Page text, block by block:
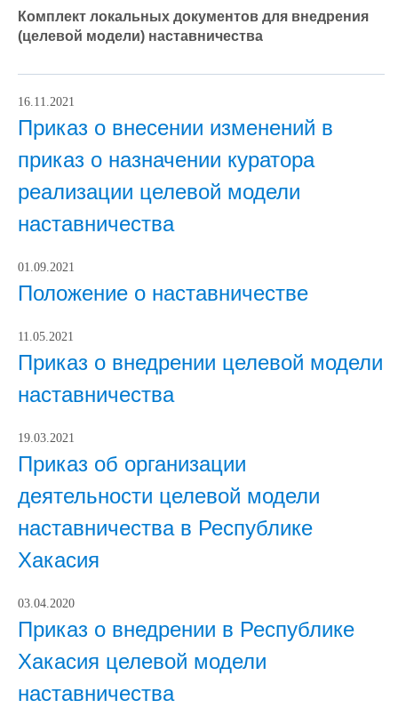
Комплект локальных документов для внедрения
(целевой модели) наставничества
16.11.2021
Приказ о внесении изменений в
приказ о назначении куратора
реализации целевой модели
наставничества
01.09.2021
Положение о наставничестве
11.05.2021
Приказ о внедрении целевой модели
наставничества
19.03.2021
Приказ об организации
деятельности целевой модели
наставничества в Республике
Хакасия
03.04.2020
Приказ о внедрении в Республике
Хакасия целевой модели
наставничества